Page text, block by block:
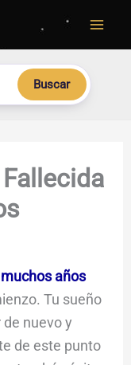
Buscar
años
Tu sueño
nuevo y
de este punto